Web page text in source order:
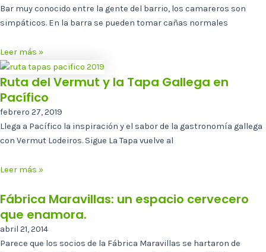
Bar muy conocido entre la gente del barrio, los camareros son
simpáticos. En la barra se pueden tomar cañas normales
Leer más »
Ruta del Vermut y la Tapa Gallega en
Pacífico
febrero 27, 2019
Llega a Pacífico la inspiración y el sabor de la gastronomía gallega
con Vermut Lodeiros. Sigue La Tapa vuelve al
Leer más »
Fábrica Maravillas: un espacio cervecero
que enamora.
abril 21, 2014
Parece que los socios de la Fábrica Maravillas se hartaron de